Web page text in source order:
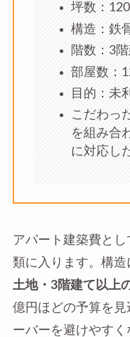
坪数：
構造：鉄
階数：3
部屋数：
目的：未
こだわっ
を組み合
に対応し
アパート建築費と
類に入ります。構造
土地・3階建て以上
億円ほどの予算を
ーバーを避けやすく